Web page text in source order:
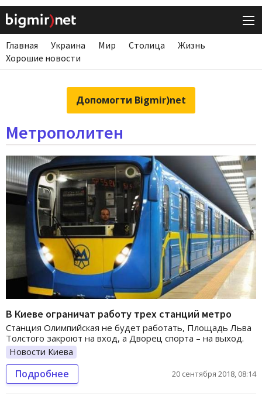
Главная Украина Мир Столица
Жизнь
Хорошие новости
Допомогти Bigmir)net
Метрополитен
В Киеве ограничат работу трех станций метро
Станция Олимпийская не будет работать, Площадь Льва
Толстого закроют на вход, а Дворец спорта – на выход.
Новости Киева
Подробнее 20 сентября 2018, 08:14